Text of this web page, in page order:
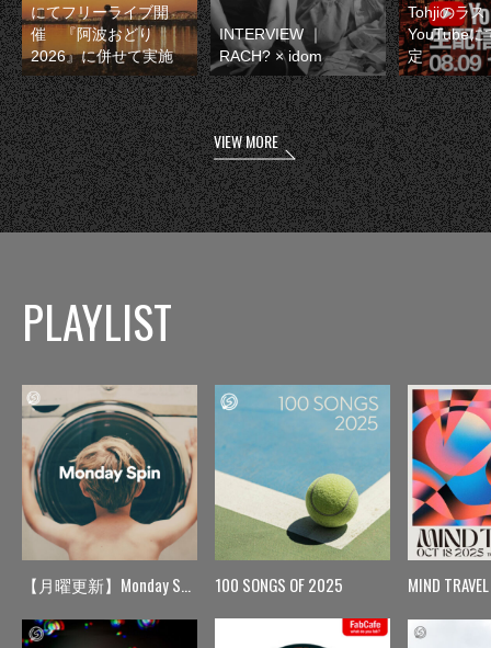
にてフリーライブ開
催 『阿波おどり
2026』に併せて実施
INTERVIEW ｜
RACH? × idom
Tohjiのラス
YouTubeに
定
VIEW MORE
PLAYLIST
【月曜更新】Monday Spin 100 SONGS OF 2025 MIND TRAVEL